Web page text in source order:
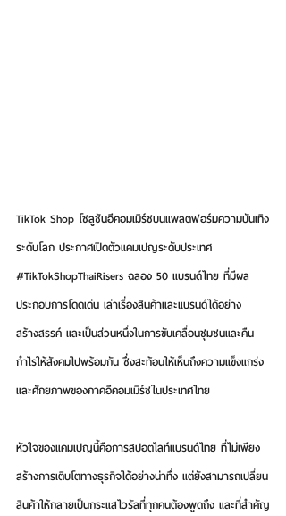
TikTok Shop โซลูชันอีคอมเมิร์ซบนแพลตฟอร์มความบันเทิง
ระดับโลก ประกาศเปิดตัวแคมเปญระดับประเทศ
#TikTokShopThaiRisers ฉลอง 50 แบรนด์ไทย ที่มีผล
ประกอบการโดดเด่น เล่าเรื่องสินค้าและแบรนด์ได้อย่าง
สร้างสรรค์ และเป็นส่วนหนึ่งในการขับเคลื่อนชุมชนและคืน
กำไรให้สังคมไปพร้อมกัน ซึ่งสะท้อนให้เห็นถึงความแข็งแกร่ง
และศักยภาพของภาคอีคอมเมิร์ซในประเทศไทย
หัวใจของแคมเปญนี้คือการสปอตไลท์แบรนด์ไทย ที่ไม่เพียง
สร้างการเติบโตทางธุรกิจได้อย่างน่าทึ่ง แต่ยังสามารถเปลี่ยน
สินค้าให้กลายเป็นกระแสไวรัลที่ทุกคนต้องพูดถึง และที่สำคัญ